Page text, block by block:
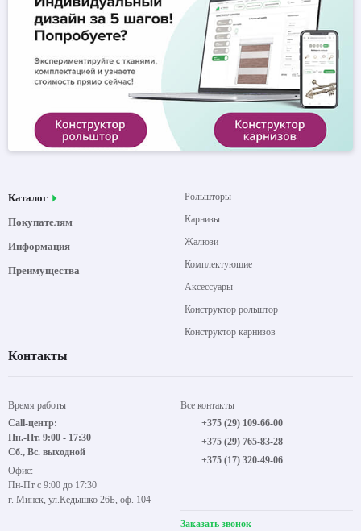
Каталог
Покупателям
Информация
Преимущества
Рольшторы
Карнизы
Жалюзи
Комплектующие
Аксессуары
Конструктор рольштор
Конструктор карнизов
Контакты
Время работы
Call-центр:
Пн.-Пт. 9:00 - 17:30
Сб., Вс. выходной
Офис:
Пн-Пт с 9:00 до 17:30
г. Минск, ул.Кедышко 26Б, оф. 104
Все контакты
+375 (29) 109-66-00
+375 (29) 765-83-28
+375 (17) 320-49-06
Заказать звонок